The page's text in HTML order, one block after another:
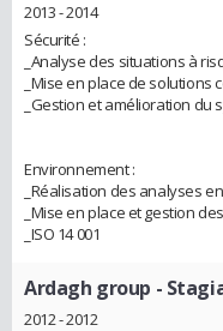
2013 - 2014
Sécurité :
_Analyse des situations à
_Mise en place de
_Gestion et amélioration du
Environnement :
_Réalisation des analyses
_Mise en place et gestion
_ISO 14 001
Ardagh group -
2012 - 2012